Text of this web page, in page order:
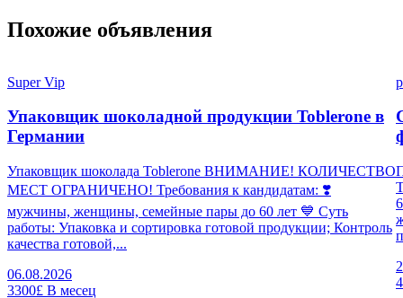
Похожие объявления
Super Vip
Упаковщик шоколадной продукции Toblerone в
Германии
Упаковщик шоколада Toblerone ВНИМАНИЕ! КОЛИЧЕСТВО
МЕСТ ОГРАНИЧЕНО! Требования к кандидатам: ❣️
мужчины, женщины, семейные пары до 60 лет 💙 Суть
работы: Упаковка и сортировка готовой продукции; Контроль
качества готовой,...
06.08.2026
3300£ В месец